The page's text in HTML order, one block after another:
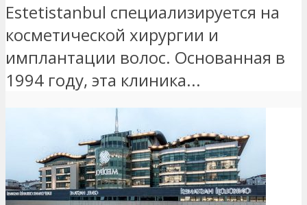
Estetistanbul специализируется на
косметической хирургии и
имплантации волос. Основанная в
1994 году, эта клиника...